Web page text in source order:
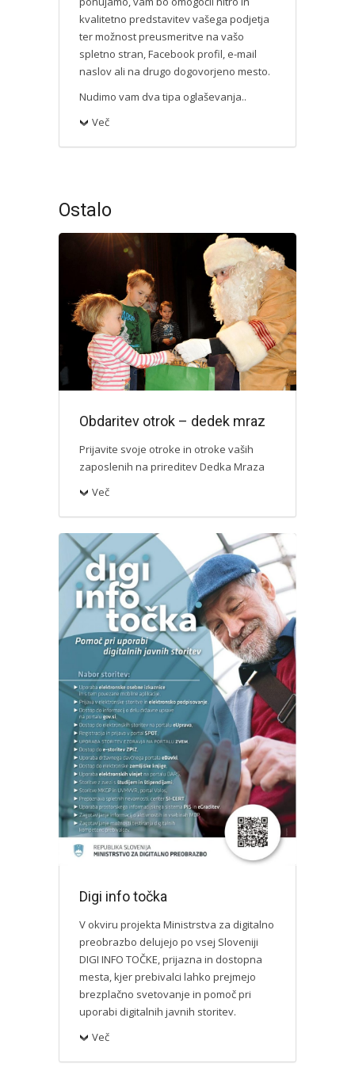
kvalitetno predstavitev vašega podjetja
ter možnost preusmeritve na vašo
spletno stran, Facebook profil, e-mail
naslov ali na drugo dogovorjeno mesto.
Nudimo vam dva tipa oglaševanja..
Več
Ostalo
Obdaritev otrok – dedek mraz
Prijavite svoje otroke in otroke vaših
zaposlenih na prireditev Dedka Mraza
Več
Digi info točka
V okviru projekta Ministrstva za digitalno
preobrazbo delujejo po vsej Sloveniji
DIGI INFO TOČKE, prijazna in dostopna
mesta, kjer prebivalci lahko prejmejo
brezplačno svetovanje in pomoč pri
uporabi digitalnih javnih storitev.
Več